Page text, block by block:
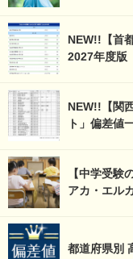
NEW!!【首
2027年度版
NEW!!【関
ト」偏差値
【中学受験
アカ・エル
都道府県別